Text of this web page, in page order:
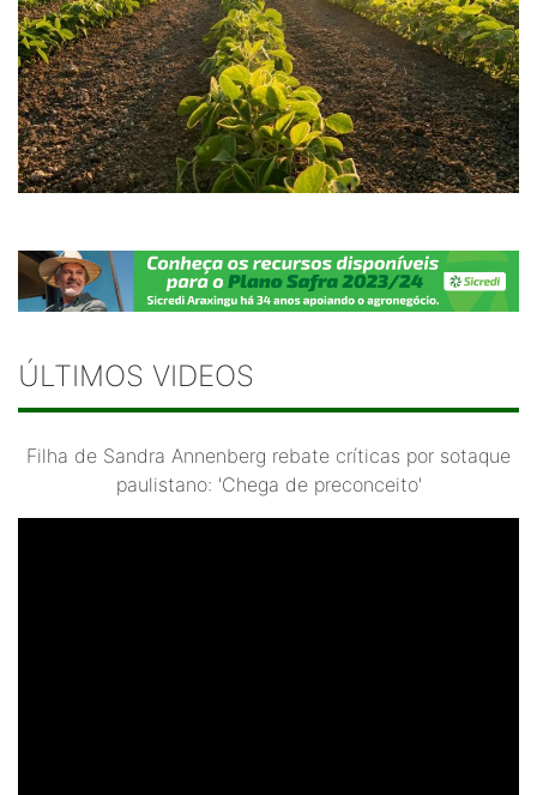
ÚLTIMOS VIDEOS
Filha de Sandra Annenberg rebate críticas por sotaque
paulistano: 'Chega de preconceito'